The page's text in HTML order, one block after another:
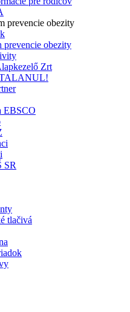
prevencie obezity
prevencie obezity
Zrt
EBSCO
SR
tlačivá